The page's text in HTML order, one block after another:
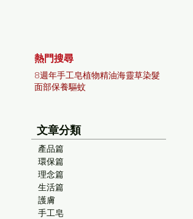
熱門搜尋
8週年手工皂植物精油海靈草染髮
面部保養驅蚊
文章分類
產品篇
環保篇
理念篇
生活篇
護膚
手工皂